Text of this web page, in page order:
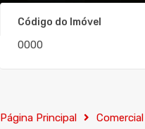
Código do Imóvel
Página Principal Comercial